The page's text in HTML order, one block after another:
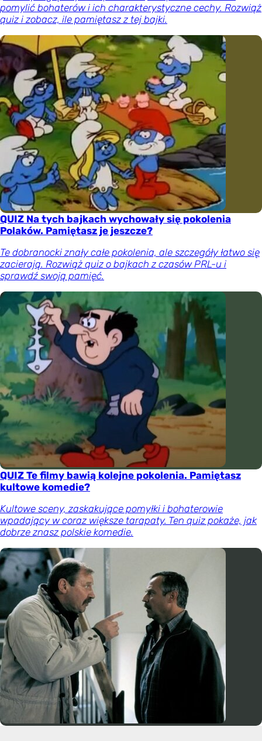
pomylić bohaterów i ich charakterystyczne cechy. Rozwiąż
quiz i zobacz, ile pamiętasz z tej bajki.
QUIZ Na tych bajkach wychowały się pokolenia
Polaków. Pamiętasz je jeszcze?
Te dobranocki znały całe pokolenia, ale szczegóły łatwo się
zacierają. Rozwiąż quiz o bajkach z czasów PRL-u i
sprawdź swoją pamięć.
QUIZ Te filmy bawią kolejne pokolenia. Pamiętasz
kultowe komedie?
Kultowe sceny, zaskakujące pomyłki i bohaterowie
wpadający w coraz większe tarapaty. Ten quiz pokaże, jak
dobrze znasz polskie komedie.